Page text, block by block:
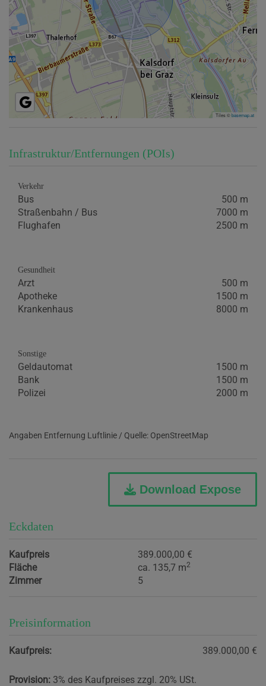
Tiles ©basemap.at
Infrastruktur/Entfernungen (POIs)
Verkehr
Bus
500 m
Straßenbahn / Bus
7000 m
Flughafen
2500 m
Gesundheit
Arzt
500 m
Apotheke
1500 m
Krankenhaus
8000 m
Sonstige
Geldautomat
1500 m
Bank
1500 m
Polizei
2000 m
Angaben Entfernung Luftlinie / Quelle: OpenStreetMap
Download Expose
Eckdaten
Kaufpreis
389.000,00 €
Fläche
ca. 135,7 m2
Zimmer 5
Preisinformation
Kaufpreis: 389.000,00 €
Provision: 3% des Kaufpreises zzgl. 20% USt.